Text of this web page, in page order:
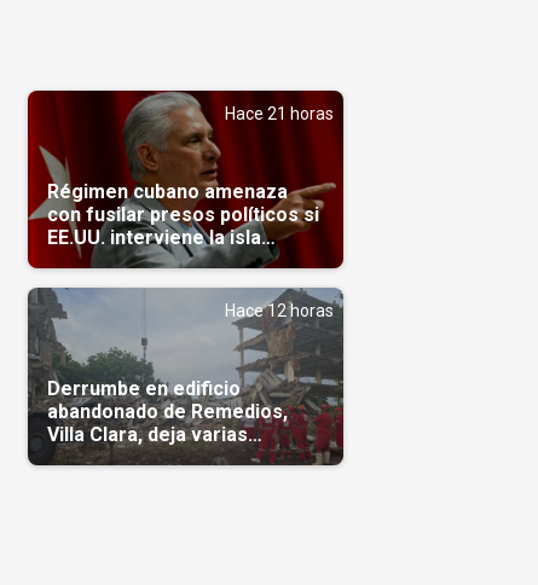
Hace 21 horas
Régimen cubano amenaza
con fusilar presos políticos si
EE.UU. interviene la isla
(Video)
Hace 12 horas
Derrumbe en edificio
abandonado de Remedios,
Villa Clara, deja varias
personas atrapadas